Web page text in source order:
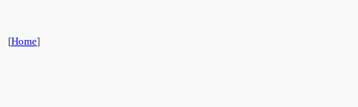
[Home]